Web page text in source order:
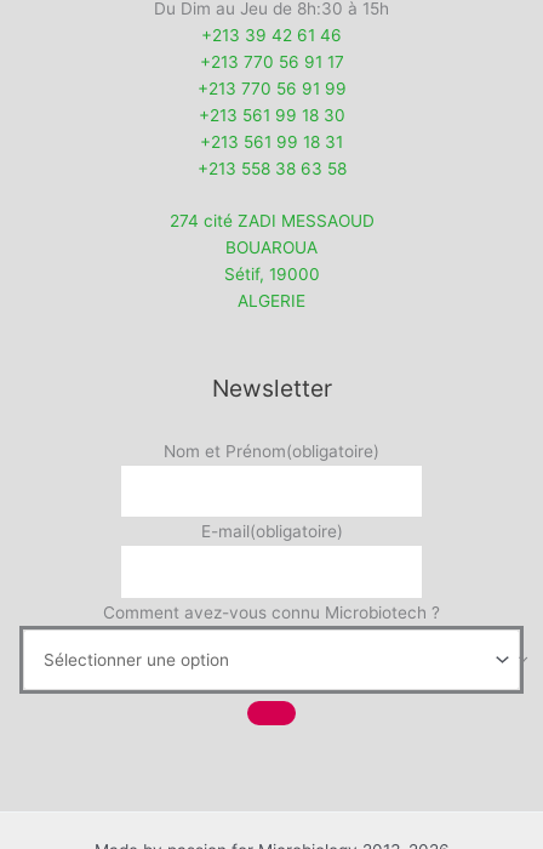
Du Dim au Jeu de 8h:30 à 15h
+213 39 42 61 46
+213 770 56 91 17
+213 770 56 91 99
+213 561 99 18 30
+213 561 99 18 31
+213 558 38 63 58
274 cité ZADI MESSAOUD
BOUAROUA
Sétif, 19000
ALGERIE
Newsletter
Nom et Prénom(obligatoire)
E-mail(obligatoire)
Comment avez-vous connu Microbiotech ?